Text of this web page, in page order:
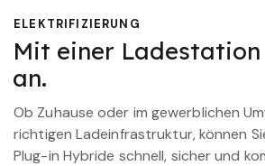
ELEKTRIFIZIERUNG
Mit einer
an.
Ob Zuhause oder im gewerblichen
richtigen Ladeinfrastruktur, können
Plug-in Hybride schnell, sicher und